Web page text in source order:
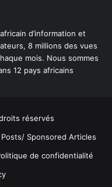
d’information et
8 millions des vues
mois. Nous sommes
12 pays africains
réservés
Sponsored Articles
de confidentialité